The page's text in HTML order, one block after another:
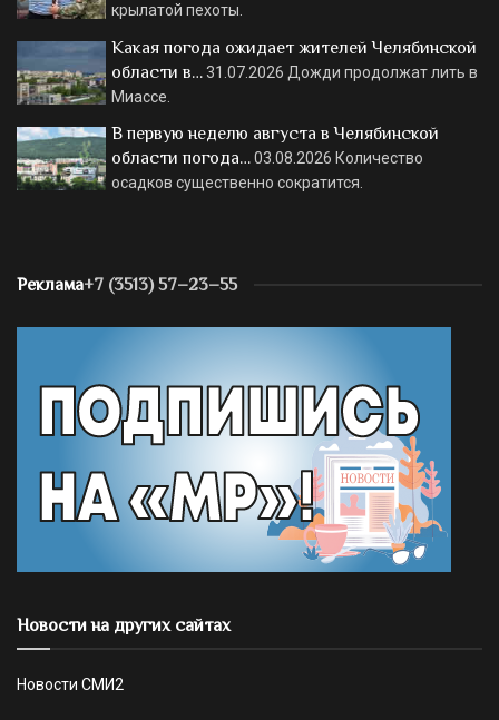
крылатой пехоты.
Какая погода ожидает жителей Челябинской
области в…31.07.2026 Дожди продолжат лить в
Миассе.
В первую неделю августа в Челябинской
области погода…03.08.2026 Количество
осадков существенно сократится.
Реклама+7 (3513) 57–23–55
Новости на других сайтах
Новости СМИ2